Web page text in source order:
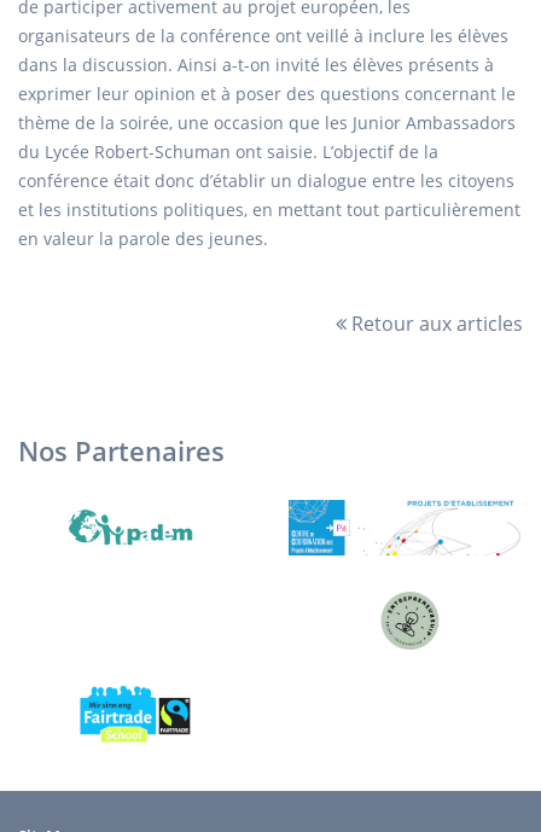
de participer activement au projet européen, les
organisateurs de la conférence ont veillé à inclure les élèves
dans la discussion. Ainsi a-t-on invité les élèves présents à
exprimer leur opinion et à poser des questions concernant le
thème de la soirée, une occasion que les Junior Ambassadors
du Lycée Robert-Schuman ont saisie. L’objectif de la
conférence était donc d’établir un dialogue entre les citoyens
et les institutions politiques, en mettant tout particulièrement
en valeur la parole des jeunes.
Retour aux articles
Nos Partenaires